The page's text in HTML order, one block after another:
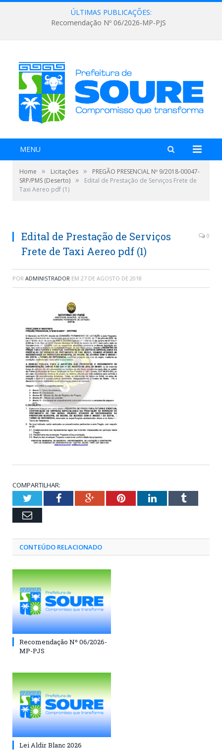
ÚLTIMAS PUBLICAÇÕES:
Recomendação Nº 06/2026-MP-PJS
MENU
Home » Licitações »
PREGÃO PRESENCIAL Nº 9/2018-00047-
SRP/PMS (Deserto) »
Edital de Prestação de Serviços Frete de
Taxi Aereo pdf (1)
Edital de Prestação de Serviços
Frete de Taxi Aereo pdf (1)
0
POR ADMINISTRADOR EM 27 DE AGOSTO DE 2018
COMPARTILHAR:
TwitterFacebookGoogle+PinterestLinkedInTumblr
Email
CONTEÚDO RELACIONADO
Recomendação Nº 06/2026-
MP-PJS
Lei Aldir Blanc 2026